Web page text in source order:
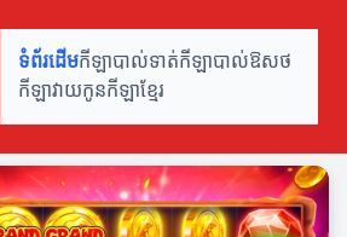
ទំព័រដើមកីឡាបាល់ទាត់កីឡាបាល់ឱសថ
កីឡាវាយកូនកីឡាខ្មែរ